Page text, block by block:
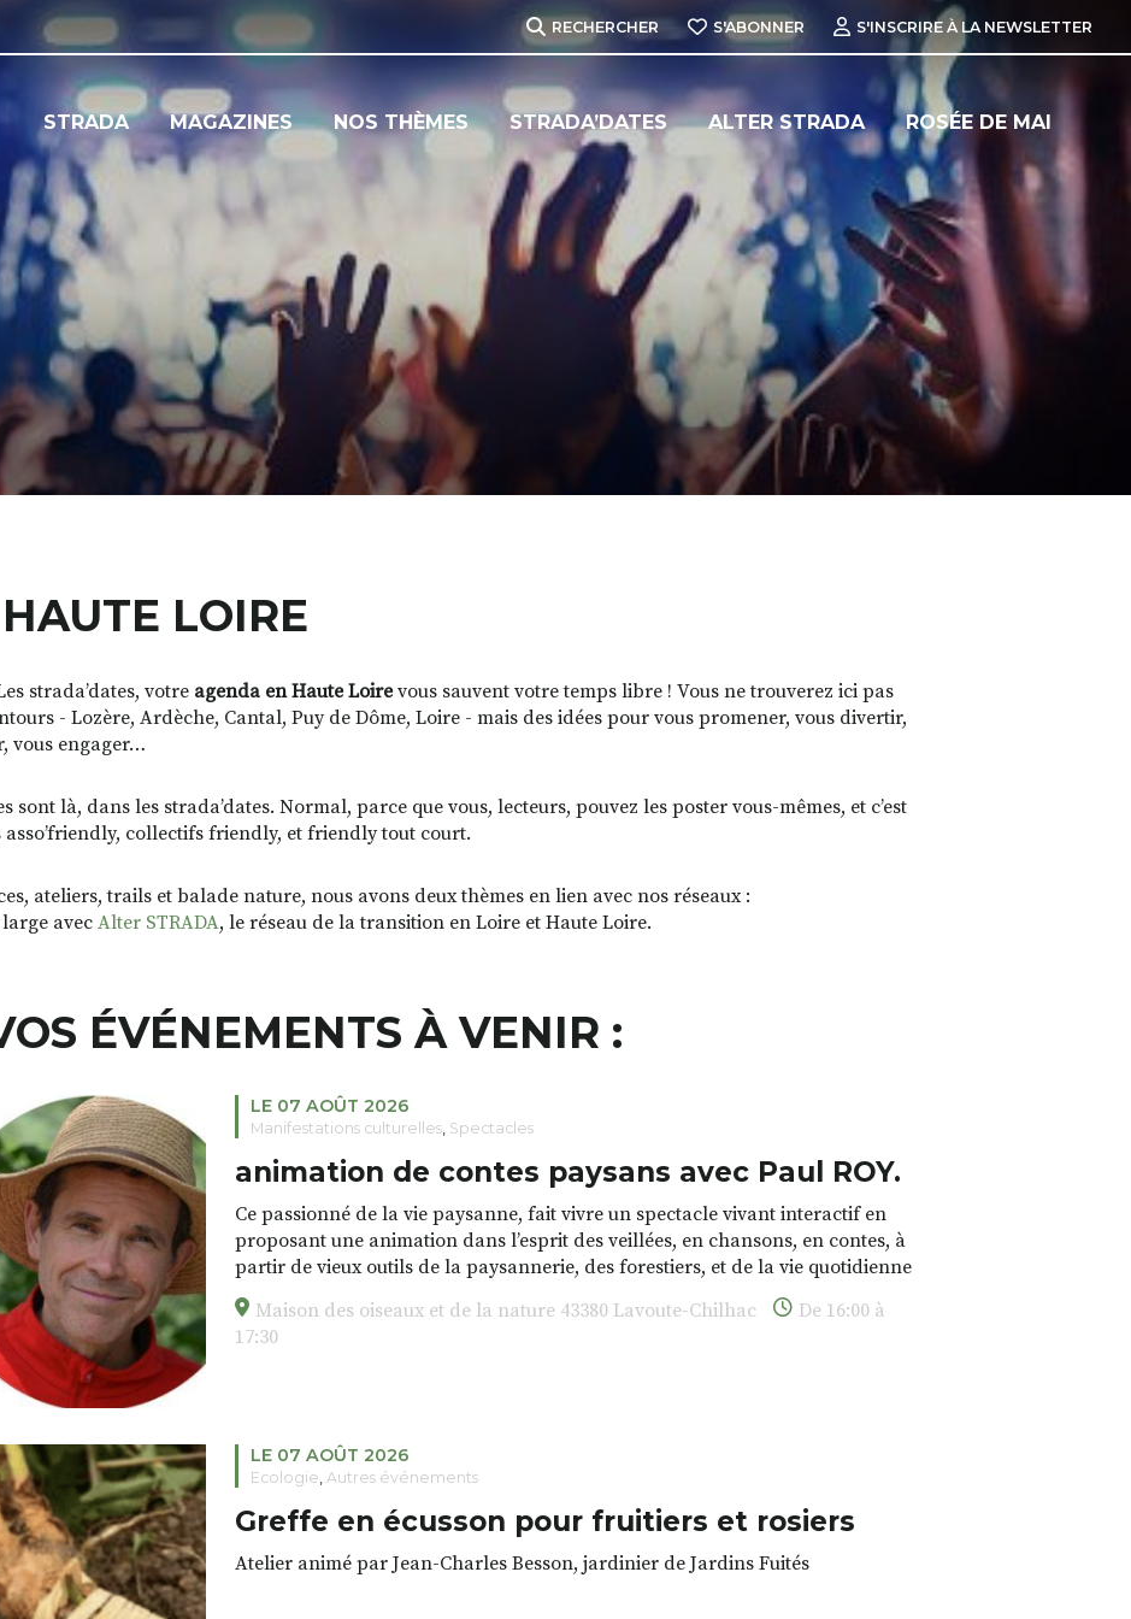
RECHERCHER S'ABONNER S'INSCRIRE À LA NEWSLETTER
STRADA MAGAZINES NOS THÈMES STRADA’DATES ALTER STRADA ROSÉE DE MAI
LOIRE
strada’dates, votre agenda en Haute Loirevous sauvent votre temps libre ! Vous ne trouverez ici pas
- Lozère, Ardèche, Cantal, Puy de Dôme, Loire - mais des idées pour vous promener, vous divertir,
vous engager…
là, dans les strada’dates. Normal, parce que vous, lecteurs, pouvez les poster vous-mêmes, et c’est
asso’friendly, collectifs friendly, et friendly tout court.
ateliers, trails et balade nature, nous avons deux thèmes en lien avec nos réseaux :
avecAlter STRADA, le réseau de la transition en Loire et Haute Loire.
ÉVÉNEMENTS À VENIR :
LE 07 AOÛT 2026
Manifestations culturelles Spectacles
animation de contes paysans avec Paul ROY.
Ce passionné de la vie paysanne, fait vivre un spectacle vivant interactif en
proposant une animation dans l’esprit des veillées, en chansons, en contes, à
partir de vieux outils de la paysannerie, des forestiers, et de la vie quotidienne
d’autrefois. Ces moments de rencontre, nourries autour de la forêt et des
traditions orales permettent de refaire vivre les savoir-faire des paysans
d’autrefois.
Maison des oiseaux et de la nature 43380 Lavoute-Chilhac
De 16:00 à
17:30
LE 07 AOÛT 2026
Ecologie, Autres événements
Greffe en écusson pour fruitiers et rosiers
Atelier animé par Jean-Charles Besson, jardinier de Jardins Fuités